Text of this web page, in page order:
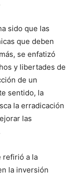
sido que las
que deben
se enfatizó
y libertades de
de un
sentido, la
la erradicación
las
refirió a la
la inversión